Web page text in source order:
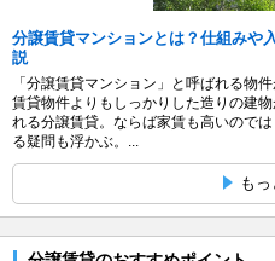
分譲賃貸マンションとは？仕組みや
説
「分譲賃貸マンション」と呼ばれる物
賃貸物件よりもしっかりした造りの建
れる分譲賃貸。ならば家賃も高いので
る疑問も浮かぶ。...
も